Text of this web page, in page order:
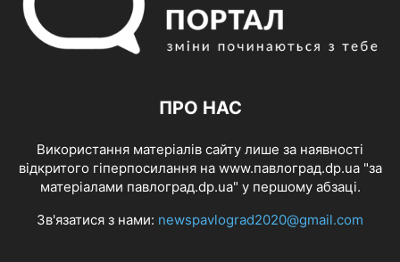
ПРО НАС
Використання матеріалів сайту лише за наявності
відкритого гіперпосилання на www.павлоград.dp.ua "за
матеріалами павлоград.dp.ua" у першому абзаці.
Зв'язатися з нами: newspavlograd2020@gmail.com